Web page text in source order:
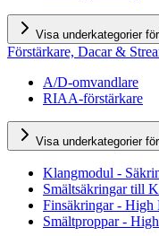
Visa underkategorier
Förstärkare, Dacar &
A/D-omvandlare
RIAA-förstärkare
Visa underkategorier
Klangmodul -
Smältsäkringar till
Finsäkringar - High
Smältproppar -